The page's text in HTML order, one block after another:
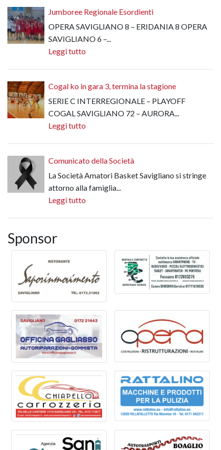
Jumboree Regionale Esordienti
OPERA SAVIGLIANO 8 – ERIDANIA 8 OPERA
SAVIGLIANO 6 –...
Leggi tutto
Cogal ko in gara 3, termina la stagione
SERIE C INTERREGIONALE – PLAYOFF
COGAL SAVIGLIANO 72 – AURORA...
Leggi tutto
Comunicato della Società
La Società Amatori Basket Savigliano si stringe
attorno alla famiglia...
Leggi tutto
Sponsor